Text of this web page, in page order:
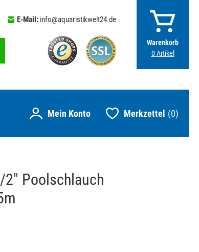
Warenkorb
0 Artikel
E-Mail: info@aquaristikwelt24.de
Merkzettel 0
Poolschlauch